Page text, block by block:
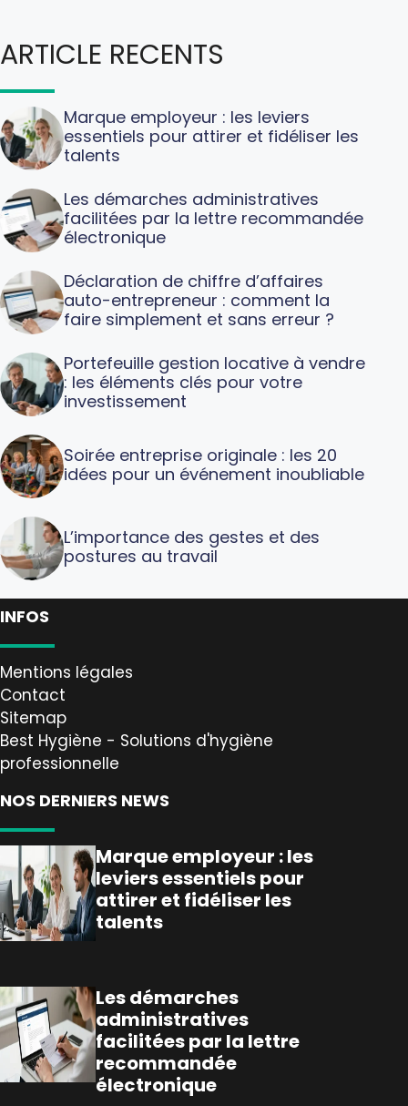
ARTICLE RECENTS
Marque employeur : les leviers
essentiels pour attirer et fidéliser les
talents
Les démarches administratives
facilitées par la lettre recommandée
électronique
Déclaration de chiffre d’affaires
auto-entrepreneur : comment la
faire simplement et sans erreur ?
Portefeuille gestion locative à vendre
: les éléments clés pour votre
investissement
Soirée entreprise originale : les 20
idées pour un événement inoubliable
L’importance des gestes et des
postures au travail
INFOS
Mentions légales
Contact
Sitemap
Best Hygiène - Solutions d'hygiène
professionnelle
NOS DERNIERS NEWS
Marque employeur : les
leviers essentiels pour
attirer et fidéliser les
talents
Les démarches
administratives
facilitées par la lettre
recommandée
électronique